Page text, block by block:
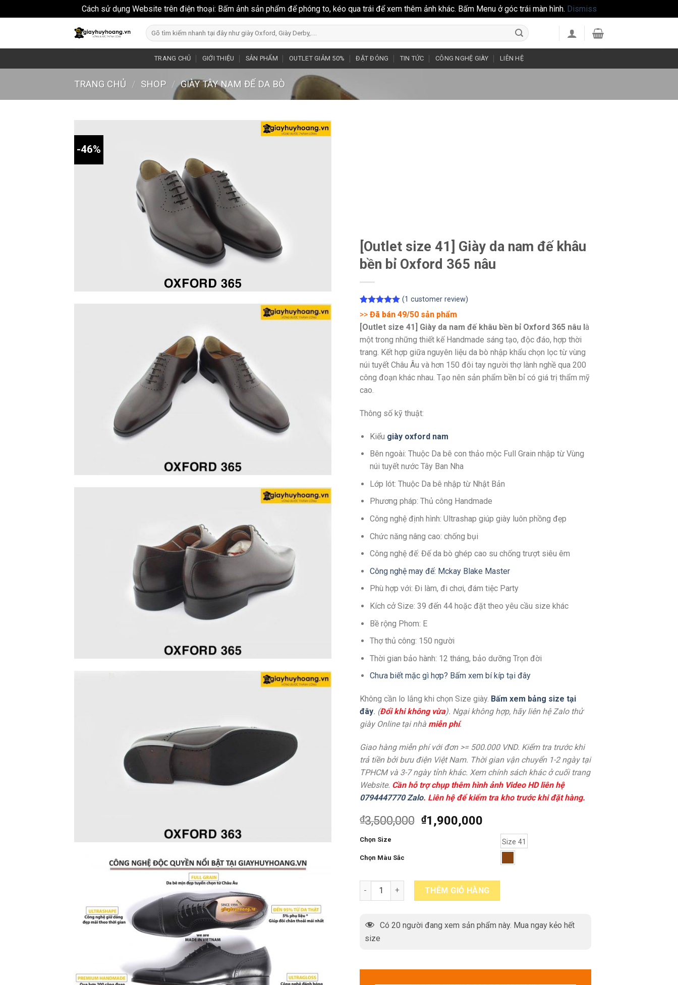
Cách sử dụng Website trên điện thoại: Bấm ảnh sản phẩm để phóng to, kéo qua trái để xem thêm ảnh khác. Bấm Menu ở góc trái màn hình. Dismiss
content
Search
for:
TRANG CHỦ GIỚI THIỆU SẢN PHẨM OUTLET GIẢM 50% ĐẶT ĐÓNG TIN TỨC CÔNG NGHỆ GIÀY LIÊN HỆ
TRANG CHỦ / SHOP / GIÀY TÂY NAM ĐẾ DA BÒ
-46%
[Outlet size 41] Giày da nam đế khâu
bền bỉ Oxford 365 nâu
Rated 5.00
out of 5
based on
1
customer
rating
(1 customer review)
>> Đã bán 49/50 sản phẩm
[Outlet size 41] Giày da nam đế khâu bền bỉ Oxford 365 nâu là
một trong những thiết kế Handmade sáng tạo, độc đáo, hợp thời
trang. Kết hợp giữa nguyên liệu da bò nhập khẩu chọn lọc từ vùng
núi tuyết Châu Âu và hơn 150 đôi tay người thợ lành nghề qua 200
công đoạn khác nhau. Tạo nên sản phẩm bền bỉ có giá trị thẩm mỹ
cao.
Thông số kỹ thuật:
Kiểu giày oxford nam
Bên ngoài: Thuộc Da bê con thảo mộc Full Grain nhập từ Vùng
núi tuyết nước Tây Ban Nha
Lớp lót: Thuộc Da bê nhập từ Nhật Bản
Phương pháp: Thủ công Handmade
Công nghệ định hình: Ultrashap giúp giày luôn phồng đẹp
Chức năng nâng cao: chống bụi
Công nghệ đế: Đế da bò ghép cao su chống trượt siêu êm
Công nghệ may đế: Mckay Blake Master
Phù hợp với: Đi làm, đi chơi, đám tiệc Party
Kích cở Size: 39 đến 44 hoặc đặt theo yêu cầu size khác
Bề rộng Phom: E
Thợ thủ công: 150 người
Thời gian bảo hành: 12 tháng, bảo dưỡng Trọn đời
Chưa biết mặc gì hợp? Bấm xem bí kíp tại đây
Không cần lo lắng khi chọn Size giày. Bấm xem bảng size tại
đây. (Đổi khi không vừa). Ngại không hợp, hãy liên hệ Zalo thử
giày Online tại nhà miễn phí.
Giao hàng miễn phí với đơn >= 500.000 VND. Kiểm tra trước khi
trả tiền bởi bưu điện Việt Nam. Thời gian vận chuyển 1-2 ngày tại
TPHCM và 3-7 ngày tỉnh khác. Xem chính sách khác ở cuối trang
Website. Cần hỗ trợ chụp thêm hình ảnh Video HD liên hệ
0794447770 Zalo. Liên hệ để kiểm tra kho trước khi đặt hàng.
₫3,500,000 ₫1,900,000
Chọn Size Size 41
Chọn Màu Sắc
[Outlet size 41] Giày da nam đế khâu bền bỉ Oxford 365 nâu quantity
THÊM GIỎ HÀNG
Có 20 người đang xem sản phẩm này. Mua ngay kẻo hết
size